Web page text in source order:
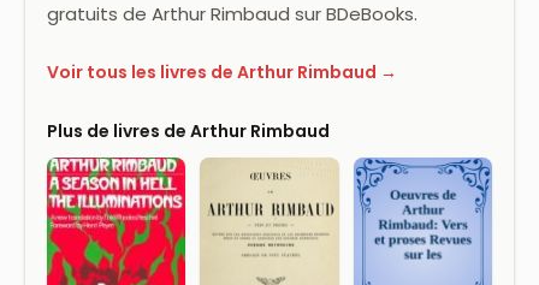
gratuits de Arthur Rimbaud sur BDeBooks.
Voir tous les livres de Arthur Rimbaud →
Plus de livres de Arthur Rimbaud